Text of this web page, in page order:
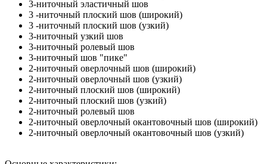
3-ниточный эластичный шов
3 -ниточный плоский шов (широкий)
3 -ниточный плоский шов (узкий)
3-ниточный узкий шов
3-ниточный ролевый шов
3-ниточный шов "пике"
2-ниточный оверлочный шов (широкий)
2-ниточный оверлочный шов (узкий)
2-ниточный плоский шов (широкий)
2-ниточный плоский шов (узкий)
2-ниточный ролевый шов
2-ниточный оверлочный окантовочный шов (широкий)
2-ниточный оверлочный окантовочный шов (узкий)